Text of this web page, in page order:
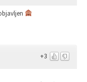
+3